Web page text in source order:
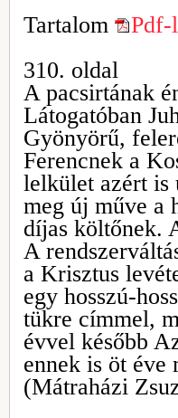
Tartalom
Pdf-
310. oldal
A pacsirtának
Látogatóban
Gyönyörű,
Ferencnek a
lelkület azért is
meg új műve a
díjas költőnek.
A
a Krisztus
egy hosszú-
tükre címmel,
évvel később
ennek is öt éve
(Mátraházi